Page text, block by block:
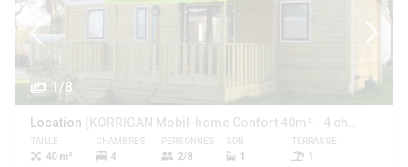
1/8
Location (KORRIGAN Mobil-home Confort 40m² - 4 chambres- 8pers max)
TAILLE
40 m²
CHAMBRES
4
PERSONNES
2/8
SDB
1
TERRASSE
1